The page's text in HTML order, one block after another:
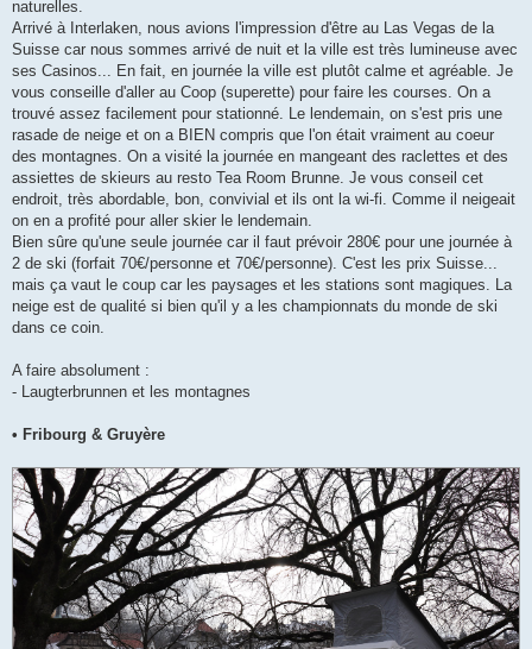
naturelles.
Arrivé à Interlaken, nous avions l'impression d'être au Las Vegas de la
Suisse car nous sommes arrivé de nuit et la ville est très lumineuse avec
ses Casinos... En fait, en journée la ville est plutôt calme et agréable. Je
vous conseille d'aller au Coop (superette) pour faire les courses. On a
trouvé assez facilement pour stationné. Le lendemain, on s'est pris une
rasade de neige et on a BIEN compris que l'on était vraiment au coeur
des montagnes. On a visité la journée en mangeant des raclettes et des
assiettes de skieurs au resto Tea Room Brunne. Je vous conseil cet
endroit, très abordable, bon, convivial et ils ont la wi-fi. Comme il neigeait
on en a profité pour aller skier le lendemain.
Bien sûre qu'une seule journée car il faut prévoir 280€ pour une journée à
2 de ski (forfait 70€/personne et 70€/personne). C'est les prix Suisse...
mais ça vaut le coup car les paysages et les stations sont magiques. La
neige est de qualité si bien qu'il y a les championnats du monde de ski
dans ce coin.
A faire absolument :
- Laugterbrunnen et les montagnes
• Fribourg & Gruyère